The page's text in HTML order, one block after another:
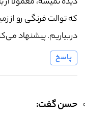
که توالت فرنگی رو از
دربیاریم. پیشنهاد
پاسخ
حسن گفت: